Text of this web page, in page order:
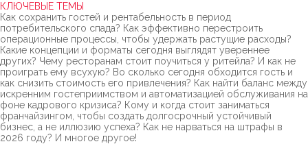
КЛЮЧЕВЫЕ ТЕМЫ
Как сохранить гостей и рентабельность в период
потребительского спада? Как эффективно перестроить
операционные процессы, чтобы удержать растущие расходы?
Какие концепции и форматы сегодня выглядят увереннее
других? Чему ресторанам стоит поучиться у ритейла? И как не
проиграть ему всухую? Во сколько сегодня обходится гость и
как снизить стоимость его привлечения? Как найти баланс между
искренним гостеприимством и автоматизацией обслуживания на
фоне кадрового кризиса? Кому и когда стоит заниматься
франчайзингом, чтобы создать долгосрочный устойчивый
бизнес, а не иллюзию успеха? Как не нарваться на штрафы в
2026 году? И многое другое!